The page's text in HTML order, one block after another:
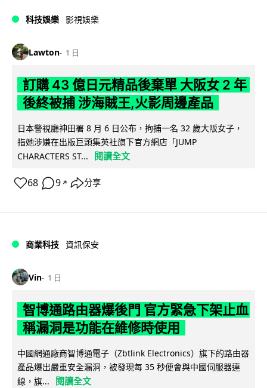
科技娛樂 影視娛樂
Lawton 1 日
訂購 43 億日元精品後棄單 大阪女 2 年
後終被捕 涉海賊王,火影周邊產品
日本警視廳神田署 8 月 6 日公布，拘捕一名 32 歲大阪女子，
指她涉嫌在出版巨頭集英社旗下官方網店「JUMP
CHARACTERS ST...
閱讀全文
68 9 ↗ 分享
商業科技 資訊保安
Vin 1 日
智博通路由器爆後門 官方緊急下架止血
稱漏洞是功能在維修時使用
中國網通廠商智博通電子（Zbtlink Electronics）旗下的路由器
產品爆出嚴重安全漏洞，被發現每 35 秒便會與中國伺服器連
線，旗...
閱讀全文